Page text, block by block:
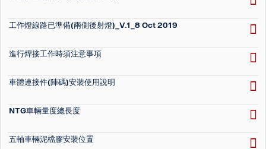
工作燈線路已準備(兩側後射燈)_V.1_8 Oct 2019
進行焊接工作時須注意事項
車體連接件(陣碼)安裝使用說明
NTG車輛量度總長度
五軸車輛泥檔膠安裝位置